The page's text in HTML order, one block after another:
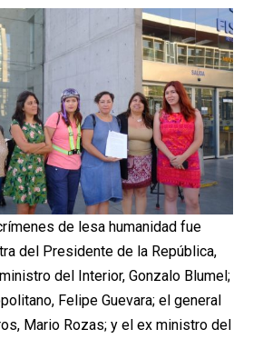
de lesa humanidad fue
del Presidente de la República,
del Interior, Gonzalo Blumel;
Felipe Guevara; el general
Mario Rozas; y el ex ministro del